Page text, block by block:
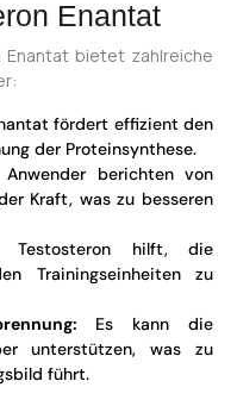
Enantat
bietet zahlreiche
fördert effizient den
der Proteinsynthese.
Anwender berichten von
Kraft, was zu besseren
Testosteron hilft, die
Trainingseinheiten zu
Es kann die
unterstützen, was zu
führt.